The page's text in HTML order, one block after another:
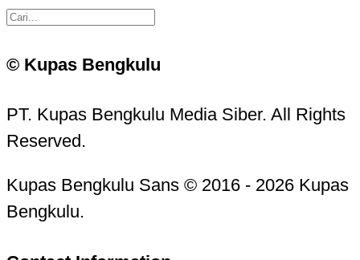
© Kupas Bengkulu
PT. Kupas Bengkulu Media Siber. All Rights
Reserved.
Kupas Bengkulu Sans © 2016 - 2026 Kupas
Bengkulu.